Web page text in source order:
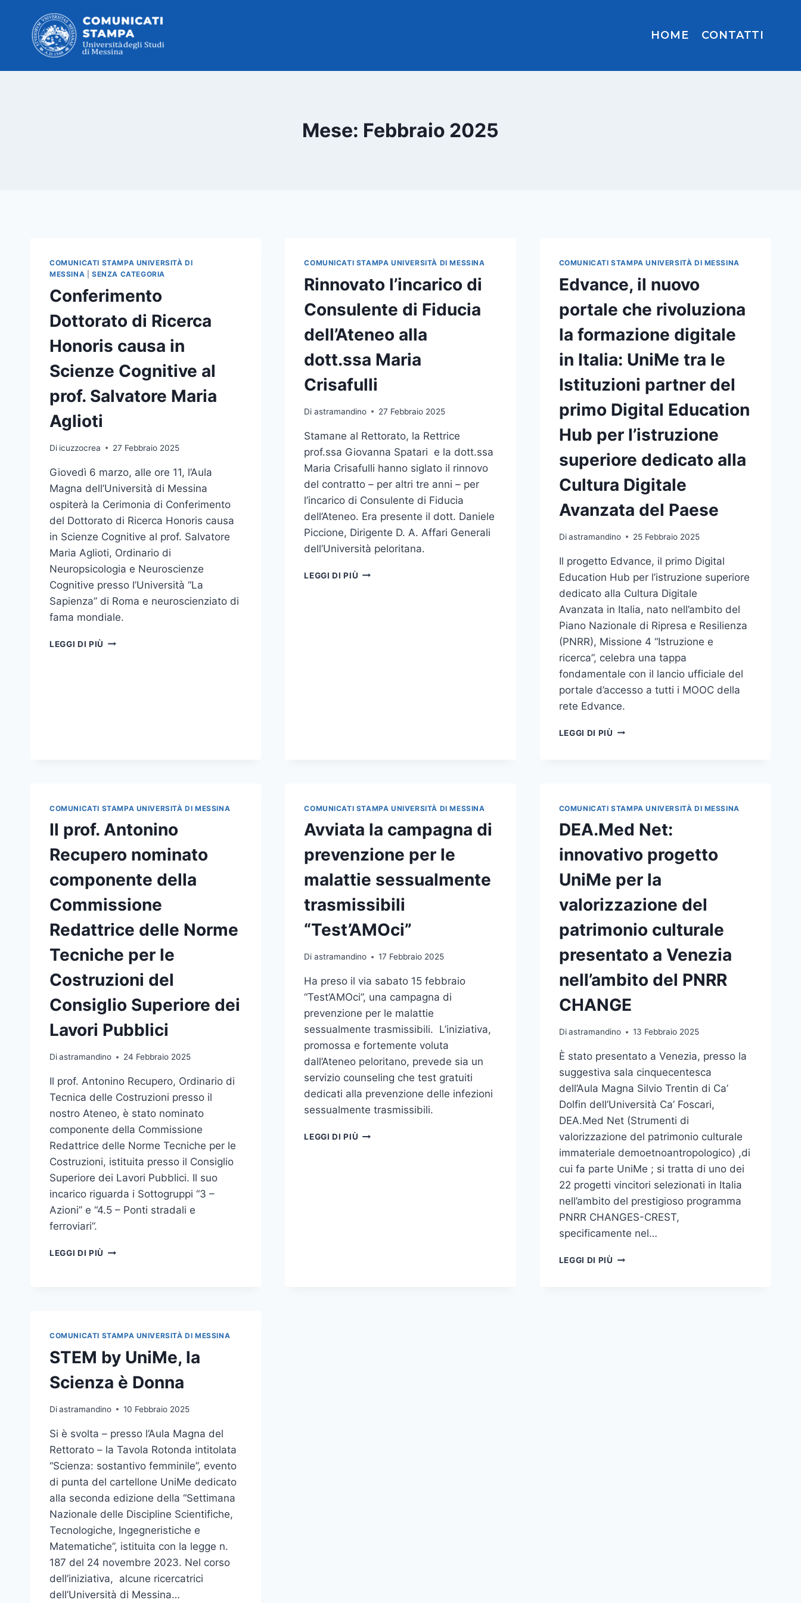
contenuto
HOME CONTATTI
Mese: Febbraio 2025
COMUNICATI STAMPA UNIVERSITÀ DI
MESSINA
SENZA CATEGORIA
Conferimento
Dottorato di Ricerca
Honoris causa in
Scienze Cognitive al
prof. Salvatore Maria
Aglioti
Di icuzzocrea 27 Febbraio 2025
Giovedì 6 marzo, alle ore 11, l’Aula
Magna dell’Università di Messina
ospiterà la Cerimonia di Conferimento
del Dottorato di Ricerca Honoris causa
in Scienze Cognitive al prof. Salvatore
Maria Aglioti, Ordinario di
Neuropsicologia e Neuroscienze
Cognitive presso l’Università “La
Sapienza” di Roma e neuroscienziato di
fama mondiale.
LEGGI DI PIÙ CONFERIMENTO
AGLIOTI
COMUNICATI STAMPA UNIVERSITÀ DI MESSINA
Rinnovato l’incarico di
Consulente di Fiducia
dell’Ateneo alla
dott.ssa Maria
Crisafulli
Di astramandino 27 Febbraio 2025
Stamane al Rettorato, la Rettrice
prof.ssa Giovanna Spatari e la dott.ssa
Maria Crisafulli hanno siglato il rinnovo
del contratto – per altri tre anni – per
l’incarico di Consulente di Fiducia
dell’Ateneo. Era presente il dott. Daniele
Piccione, Dirigente D. A. Affari Generali
dell’Università peloritana.
LEGGI DI PIÙ RINNOVATO
COMUNICATI STAMPA UNIVERSITÀ DI MESSINA
Edvance, il nuovo
portale che rivoluziona
la formazione digitale
in Italia: UniMe tra le
Istituzioni partner del
primo Digital Education
Hub per l’istruzione
superiore dedicato alla
Cultura Digitale
Avanzata del Paese
Di astramandino 25 Febbraio 2025
Il progetto Edvance, il primo Digital
Education Hub per l’istruzione superiore
dedicato alla Cultura Digitale
Avanzata in Italia, nato nell’ambito del
Piano Nazionale di Ripresa e Resilienza
(PNRR), Missione 4 “Istruzione e
ricerca”, celebra una tappa
fondamentale con il lancio ufficiale del
portale d’accesso a tutti i MOOC della
rete Edvance.
LEGGI DI PIÙ EDVANCE,
LA
DIGITALE
ITALIA:
TRA
LE
ISTITUZIONI
DEL
DIGITAL
HUB
L’ISTRUZIONE
DEDICATO
CULTURA
DIGITALE
AVANZATA
DEL
PAESE
COMUNICATI STAMPA UNIVERSITÀ DI MESSINA
Il prof. Antonino
Recupero nominato
componente della
Commissione
Redattrice delle Norme
Tecniche per le
Costruzioni del
Consiglio Superiore dei
Lavori Pubblici
Diastramandino 24 Febbraio 2025
Il prof. Antonino Recupero, Ordinario di
Tecnica delle Costruzioni presso il
nostro Ateneo, è stato nominato
componente della Commissione
Redattrice delle Norme Tecniche per le
Costruzioni, istituita presso il Consiglio
Superiore dei Lavori Pubblici. Il suo
incarico riguarda i Sottogruppi “3 –
Azioni” e “4.5 – Ponti stradali e
ferroviari”.
LEGGI DI PIÙ
COMMISSIONE
REDATTRICE
DELLE
NORME
TECNICHE
LE
DEL
CONSIGLIO
SUPERIORE
LAVORI
PUBBLICI
COMUNICATI STAMPA UNIVERSITÀ DI MESSINA
Avviata la campagna di
prevenzione per le
malattie sessualmente
trasmissibili
“Test’AMOci”
Di astramandino 17 Febbraio 2025
Ha preso il via sabato 15 febbraio
“Test’AMOci”, una campagna di
prevenzione per le malattie
sessualmente trasmissibili. L’iniziativa,
promossa e fortemente voluta
dall’Ateneo peloritano, prevede sia un
servizio counseling che test gratuiti
dedicati alla prevenzione delle infezioni
sessualmente trasmissibili.
LEGGI DI PIÙ AVVIATA
COMUNICATI STAMPA UNIVERSITÀ DI MESSINA
DEA.Med Net:
innovativo progetto
UniMe per la
valorizzazione del
patrimonio culturale
presentato a Venezia
nell’ambito del PNRR
CHANGE
Di astramandino 13 Febbraio 2025
È stato presentato a Venezia, presso la
suggestiva sala cinquecentesca
dell’Aula Magna Silvio Trentin di Ca’
Dolfin dell’Università Ca’ Foscari,
DEA.Med Net (Strumenti di
valorizzazione del patrimonio culturale
immateriale demoetnoantropologico) ,di
cui fa parte UniMe ; si tratta di uno dei
22 progetti vincitori selezionati in Italia
nell’ambito del prestigioso programma
PNRR CHANGES-CREST,
specificamente nel…
LEGGI DI PIÙ DEA.MED
COMUNICATI STAMPA UNIVERSITÀ DI MESSINA
STEM by UniMe, la
Scienza è Donna
Diastramandino 10 Febbraio 2025
Si è svolta – presso l’Aula Magna del
Rettorato – la Tavola Rotonda intitolata
“Scienza: sostantivo femminile”, evento
di punta del cartellone UniMe dedicato
alla seconda edizione della “Settimana
Nazionale delle Discipline Scientifiche,
Tecnologiche, Ingegneristiche e
Matematiche”, istituita con la legge n.
187 del 24 novembre 2023. Nel corso
dell’iniziativa, alcune ricercatrici
dell’Università di Messina…